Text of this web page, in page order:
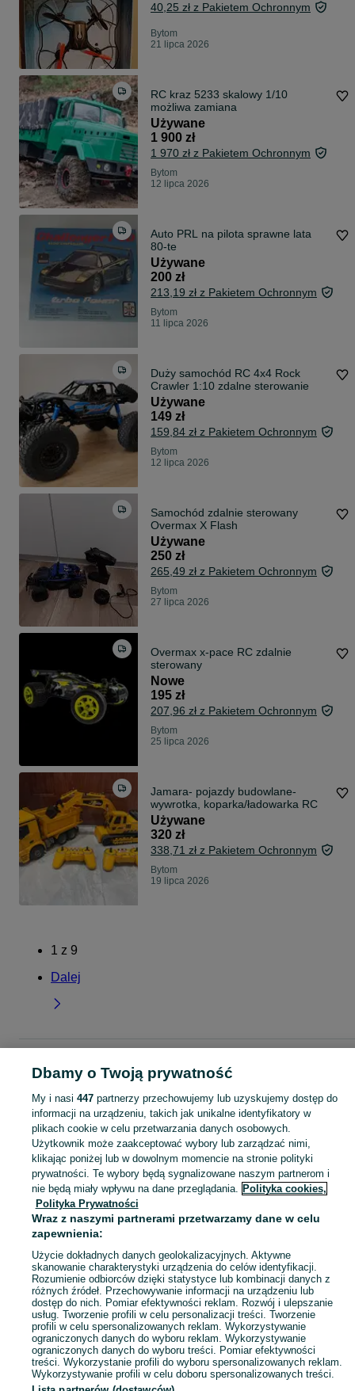
40,25 zł z Pakietem Ochronnym
Bytom
21 lipca 2026
RC kraz 5233 skalowy 1/10
możliwa zamiana
Używane
1 900 zł
1 970 zł z Pakietem Ochronnym
Bytom
12 lipca 2026
Auto PRL na pilota sprawne lata
80-te
Używane
200 zł
213,19 zł z Pakietem Ochronnym
Bytom
11 lipca 2026
Duży samochód RC 4x4 Rock
Crawler 1:10 zdalne sterowanie
Używane
149 zł
159,84 zł z Pakietem Ochronnym
Bytom
12 lipca 2026
Samochód zdalnie sterowany
Overmax X Flash
Używane
250 zł
265,49 zł z Pakietem Ochronnym
Bytom
27 lipca 2026
Overmax x-pace RC zdalnie
sterowany
Nowe
195 zł
207,96 zł z Pakietem Ochronnym
Bytom
25 lipca 2026
Jamara- pojazdy budowlane-
wywrotka, koparka/ładowarka RC
Używane
320 zł
338,71 zł z Pakietem Ochronnym
Bytom
19 lipca 2026
1 z 9
Dalej
Śląskie
Zdalnie sterowane - Bytom
KATEGORIA
domek ogrodowy dla dzieci,basen z kulkami,zabawki ogrodowe, zabawki
Zobacz
Mapa kategorii
Mapa miejscowości
Mapa ministron
Popularne wyszukiwania
Dbamy o Twoją prywatność
My i nasi 447partnerzy przechowujemy lub uzyskujemy dostęp do
informacji na urządzeniu, takich jak unikalne identyfikatory w
plikach cookie w celu przetwarzania danych osobowych.
Użytkownik może zaakceptować wybory lub zarządzać nimi,
klikając poniżej lub w dowolnym momencie na stronie polityki
prywatności. Te wybory będą sygnalizowane naszym partnerom i
nie będą miały wpływu na dane przeglądania. Polityka cookies,
Polityka Prywatności
Wraz z naszymi partnerami przetwarzamy dane w celu
zapewnienia:
Użycie dokładnych danych geolokalizacyjnych. Aktywne
skanowanie charakterystyki urządzenia do celów identyfikacji.
Rozumienie odbiorców dzięki statystyce lub kombinacji danych z
różnych źródeł. Przechowywanie informacji na urządzeniu lub
dostęp do nich. Pomiar efektywności reklam. Rozwój i ulepszanie
usług. Tworzenie profili w celu personalizacji treści. Tworzenie
profili w celu spersonalizowanych reklam. Wykorzystywanie
ograniczonych danych do wyboru reklam. Wykorzystywanie
ograniczonych danych do wyboru treści. Pomiar efektywności
treści. Wykorzystanie profili do wyboru spersonalizowanych reklam.
Wykorzystywanie profili w celu doboru spersonalizowanych treści.